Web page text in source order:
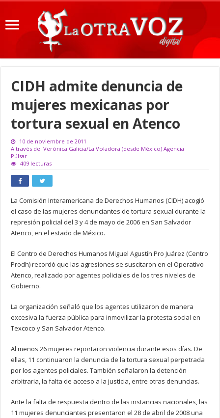
CIDH admite denuncia de
mujeres mexicanas por
tortura sexual en Atenco
10 de noviembre de 2011
A través de: Verónica Galicia/La Voladora (desde México) Agencia
Púlsar
409 lecturas
La Comisión Interamericana de Derechos Humanos (CIDH) acogió
el caso de las mujeres denunciantes de tortura sexual durante la
represión policial del 3 y 4 de mayo de 2006 en San Salvador
Atenco, en el estado de México.
El Centro de Derechos Humanos Miguel Agustín Pro Juárez (Centro
Prodh) recordó que las agresiones se suscitaron en el Operativo
Atenco, realizado por agentes policiales de los tres niveles de
Gobierno.
La organización señaló que los agentes utilizaron de manera
excesiva la fuerza pública para inmovilizar la protesta social en
Texcoco y San Salvador Atenco.
Al menos 26 mujeres reportaron violencia durante esos días. De
ellas, 11 continuaron la denuncia de la tortura sexual perpetrada
por los agentes policiales. También señalaron la detención
arbitraria, la falta de acceso a la justicia, entre otras denuncias.
Ante la falta de respuesta dentro de las instancias nacionales, las
11 mujeres denunciantes presentaron el 28 de abril de 2008 una